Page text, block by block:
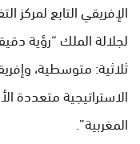
الإفريقي التابع لمركز
لجلالة الملك “رؤية
ثلاثية: متوسطية،
الاستراتيجية متعددة
المغربية”.